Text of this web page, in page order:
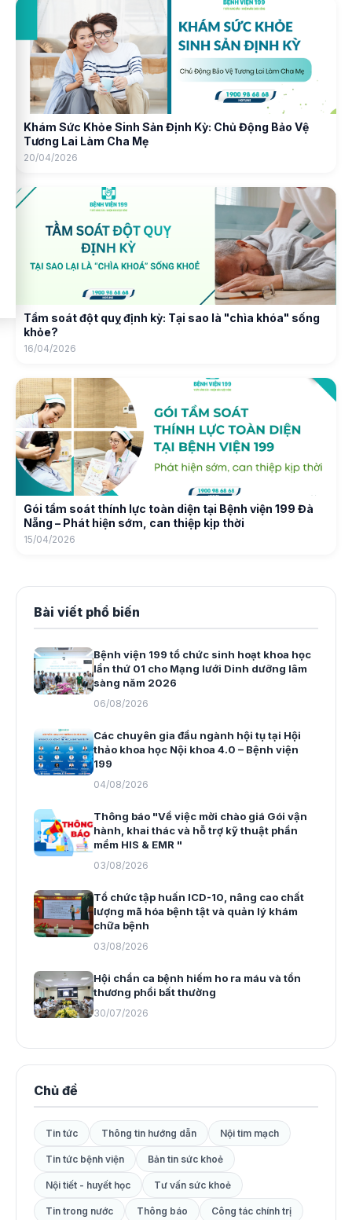
Khám Sức Khỏe Sinh Sản Định Kỳ: Chủ Động Bảo Vệ
Tương Lai Làm Cha Mẹ
20/04/2026
Tầm soát đột quỵ định kỳ: Tại sao là "chìa khóa" sống
khỏe?
16/04/2026
Gói tầm soát thính lực toàn diện tại Bệnh viện 199 Đà
Nẵng – Phát hiện sớm, can thiệp kịp thời
15/04/2026
Bài viết phổ biến
Bệnh viện 199 tổ chức sinh hoạt khoa học
lần thứ 01 cho Mạng lưới Dinh dưỡng lâm
sàng năm 2026
06/08/2026
Các chuyên gia đầu ngành hội tụ tại Hội
thảo khoa học Nội khoa 4.0 – Bệnh viện
199
04/08/2026
Thông báo "Về việc mời chào giá Gói vận
hành, khai thác và hỗ trợ kỹ thuật phần
mềm HIS & EMR "
03/08/2026
Tổ chức tập huấn ICD-10, nâng cao chất
lượng mã hóa bệnh tật và quản lý khám
chữa bệnh
03/08/2026
Hội chẩn ca bệnh hiếm ho ra máu và tổn
thương phổi bất thường
30/07/2026
Chủ đề
Tin tức Thông tin hướng dẫn Nội tim mạch
Tin tức bệnh viện Bản tin sức khoẻ
Nội tiết - huyết học Tư vấn sức khoẻ
Tin trong nước Thông báo Công tác chính trị